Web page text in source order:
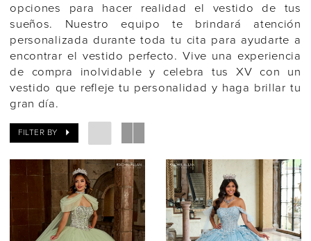
opciones para hacer realidad el vestido de tus
sueños. Nuestro equipo te brindará atención
personalizada durante toda tu cita para ayudarte a
encontrar el vestido perfecto. Vive una experiencia
de compra inolvidable y celebra tus XV con un
vestido que refleje tu personalidad y haga brillar tu
gran día.
FILTER BY